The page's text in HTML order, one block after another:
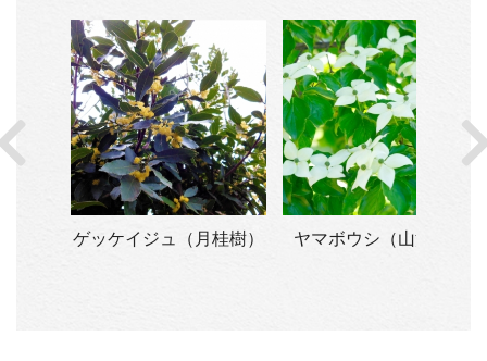
ヤマボウシ（山法師）
斑入りマサキ（ギンマサ